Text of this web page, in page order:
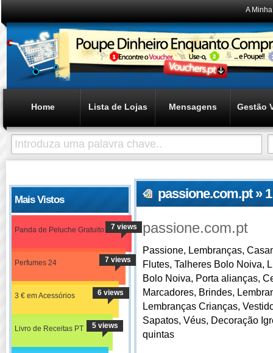
A
Home Lista de Lojas Mensagens Gestão
Mais Vistos
Panda de Peluche Gratuito 7 views
Perfumes 24 7 views
3 € em Acessórios 6 views
Livro de Receitas PT 5 views
passione.com.pt »
passione.com.pt
Passione, Lembranças,
Flutes, Talheres Bolo Noiva,
Bolo Noiva, Porta alianças,
Marcadores, Brindes,
Lembranças Crianças,
Sapatos, Véus, Decoração
quintas